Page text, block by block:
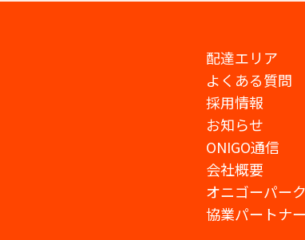
配達エリア
よくある質問
採用情報
お知らせ
ONIGO通信
会社概要
オニゴーパーク
協業パートナー